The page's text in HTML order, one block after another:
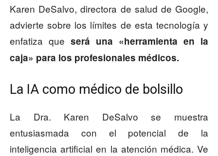
Karen DeSalvo, directora de salud de Google,
advierte sobre los límites de esta tecnología y
enfatiza que será una «herramienta en la
caja» para los profesionales médicos.
La IA como médico de bolsillo
La Dra. Karen DeSalvo se muestra
entusiasmada con el potencial de la
inteligencia artificial en la atención médica. Ve